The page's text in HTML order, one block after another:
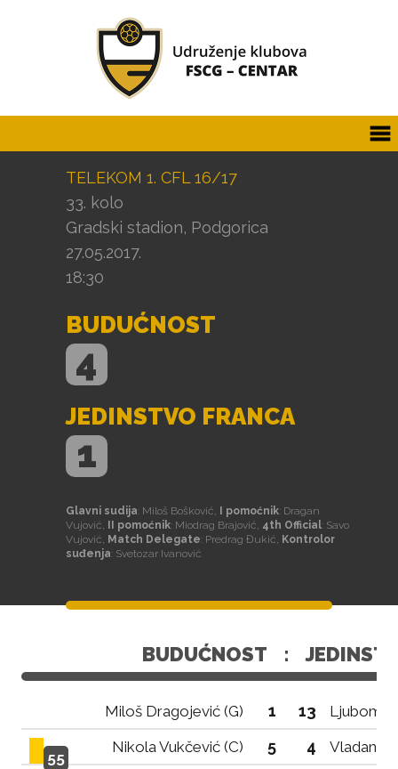
TELEKOM 1. CFL 16/17
33. kolo
Gradski stadion, Podgorica
27.05.2017.
18:30
BUDUĆNOST
4
JEDINSTVO FRANCA
1
Glavni sudija: Miloš Bošković, I pomoćnik: Dragan
Vujović,
II pomoćnik: Miodrag Brajović, 4th Official: Savo
Vujović, Match Delegate: Predrag Đukić, Kontrolor
suđenja: Svetozar Ivanović
BUDUĆNOST :
Miloš Dragojević (G) 1 13 Ljubomir
55
Nikola Vukčević (C) 5 4
Vladan